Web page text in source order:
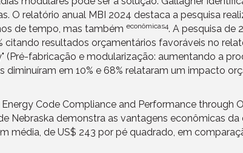
O relatório anual MBI 2024 destaca a pesquisa
de tempo, mas também econômicas4. A pesquisa de
resultados orçamentários favoráveis no
fabricação e modularização: aumentando a
em 10% e 68% relataram um impacto
Code Compliance and Performance through
Nebraska demonstra as vantagens econômicas
de US$ 243 por pé quadrado, em